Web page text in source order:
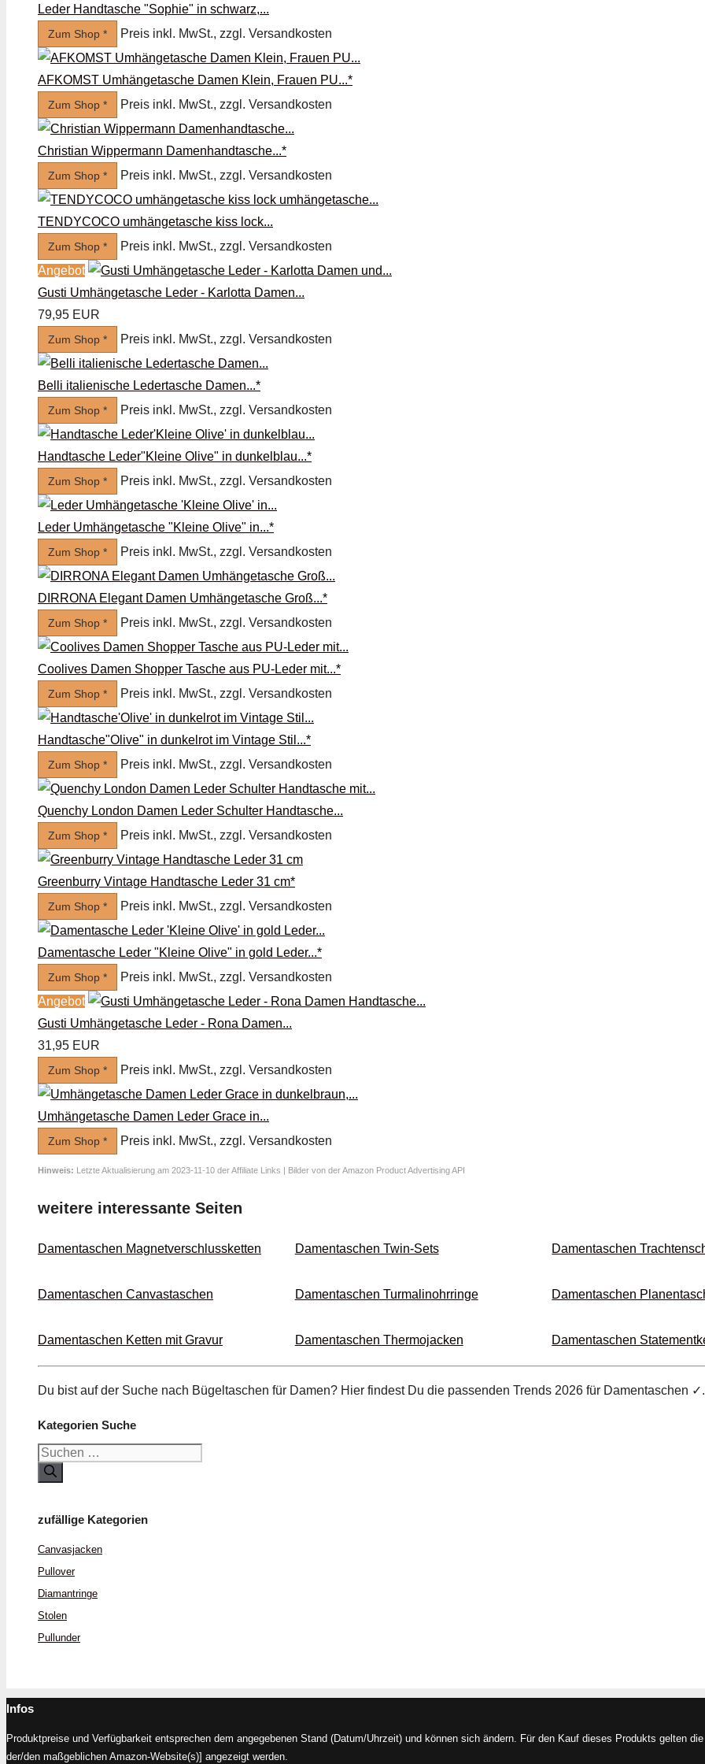
Leder Handtasche "Sophie" in schwarz,...
Zum Shop * Preis inkl. MwSt., zzgl. Versandkosten
AFKOMST Umhängetasche Damen Klein, Frauen PU...*
Zum Shop * Preis inkl. MwSt., zzgl. Versandkosten
Christian Wippermann Damenhandtasche...*
Zum Shop * Preis inkl. MwSt., zzgl. Versandkosten
TENDYCOCO umhängetasche kiss lock...
Zum Shop *
Preis inkl. MwSt., zzgl. Versandkosten
Angebot
Gusti Umhängetasche Leder - Karlotta Damen...
79,95 EUR
Zum Shop * Preis inkl. MwSt., zzgl. Versandkosten
Belli italienische Ledertasche Damen...*
Zum Shop * Preis inkl. MwSt., zzgl. Versandkosten
Handtasche Leder"Kleine Olive" in dunkelblau...*
Zum Shop * Preis inkl. MwSt., zzgl. Versandkosten
Leder Umhängetasche "Kleine Olive" in...*
Zum Shop * Preis inkl. MwSt., zzgl. Versandkosten
DIRRONA Elegant Damen Umhängetasche Groß...*
Zum Shop * Preis inkl. MwSt., zzgl. Versandkosten
Coolives Damen Shopper Tasche aus PU-Leder mit...*
Zum Shop * Preis inkl. MwSt., zzgl. Versandkosten
Handtasche"Olive" in dunkelrot im Vintage Stil...*
Zum Shop * Preis inkl. MwSt., zzgl. Versandkosten
Quenchy London Damen Leder Schulter Handtasche...
Zum Shop * Preis inkl. MwSt., zzgl. Versandkosten
Greenburry Vintage Handtasche Leder 31 cm*
Zum Shop * Preis inkl. MwSt., zzgl. Versandkosten
Damentasche Leder "Kleine Olive" in gold Leder...*
Zum Shop *
Preis inkl. MwSt., zzgl. Versandkosten
Angebot
Gusti Umhängetasche Leder - Rona Damen...
31,95 EUR
Zum Shop * Preis inkl. MwSt., zzgl. Versandkosten
Umhängetasche Damen Leder Grace in...
Zum Shop * Preis inkl. MwSt., zzgl. Versandkosten
Hinweis: Letzte Aktualisierung am 2023-11-10 der Affiliate Links | Bilder von der Amazon Product Advertising API
weitere interessante Seiten
Damentaschen Magnet­verschluss­ketten Damentaschen Twin-Sets Damentaschen
Damentaschen Canvas­taschen Damentaschen Turmalin­ohrringe Damentaschen
Damentaschen Ketten mit Gravur Damentaschen Thermo­jacken Damentaschen
Du bist auf der Suche nach Bügel­taschen für Damen? Hier findest Du die passenden Trends 2026 für Damentaschen ✓.
Kategorien Suche
Suchen
nach:
zufällige Kategorien
Canvas­jacken
Pullover
Diamant­ringe
Stolen
Pullunder
Infos
Produktpreise und Verfügbarkeit entsprechen dem angegebenen Stand (Datum/Uhrzeit) und können sich ändern. Für den Kauf dieses Produkts gelten
der/den maßgeblichen Amazon-Website(s)] angezeigt werden.